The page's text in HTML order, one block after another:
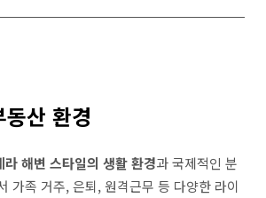
동산 환경
라 해변 스타일의 생활 환경과 국제적인 분
가족 거주, 은퇴, 원격근무 등 다양한 라이